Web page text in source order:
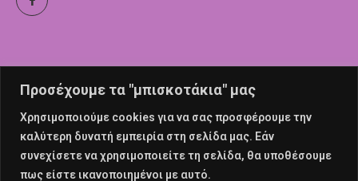
Προσέχουμε τα "μπισκοτάκια" μας
Χρησιμοποιούμε cookies για να σας προσφέρουμε την
καλύτερη δυνατή εμπειρία στη σελίδα μας. Εάν
συνεχίσετε να χρησιμοποιείτε τη σελίδα, θα υποθέσουμε
πως είστε ικανοποιημένοι με αυτό.